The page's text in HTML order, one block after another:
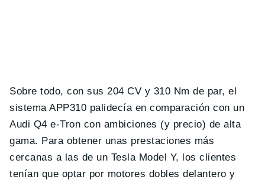
Sobre todo, con sus 204 CV y ​​310 Nm de par, el
sistema APP310 palidecía en comparación con un
Audi Q4 e-Tron con ambiciones (y precio) de alta
gama. Para obtener unas prestaciones más
cercanas a las de un Tesla Model Y, los clientes
tenían que optar por motores dobles delantero y